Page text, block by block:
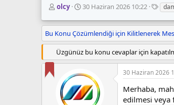
K
n
u
y
u
B
olcy
B
ş
l
a
n
g
ç
t
a
30 Haziran 2026 10:22
E
t
i
k
e
t
l
e
r
Bu Konu Çözümlendiği için Kilitlenerek
Üzgünüz bu konu cevaplar için
30 Haziran 2026
Merhaba,
edilmesi veya